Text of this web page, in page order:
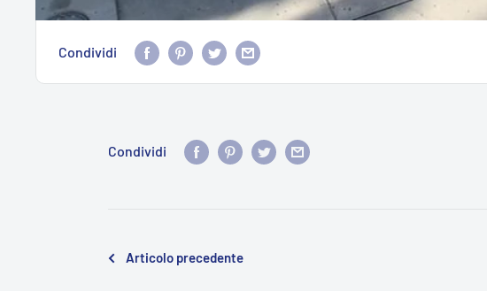
Condividi
Condividi
Articolo precedente